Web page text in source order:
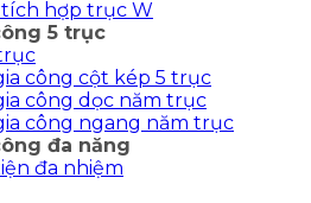
hợp trục W
5 trục
công cột kép 5 trục
công dọc năm trục
công ngang năm trục
đa năng
đa nhiệm